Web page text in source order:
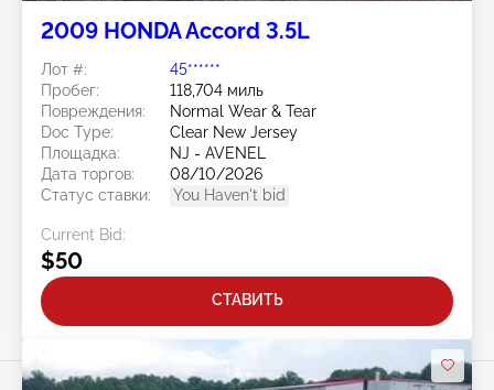
2009 HONDA Accord 3.5L
Лот #:
45******
Пробег:
118,704 миль
Повреждения:
Normal Wear & Tear
Doc Type:
Clear New Jersey
Площадка:
NJ - AVENEL
Дата торгов:
08/10/2026
Статус ставки:
You Haven't bid
Current Bid:
$50
СТАВИТЬ